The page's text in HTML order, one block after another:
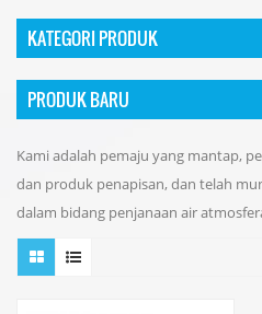
KATEGORI PRODUK
PRODUK BARU
Kami adalah pemaju yang mantap,
dan produk penapisan, dan telah
dalam bidang penjanaan air